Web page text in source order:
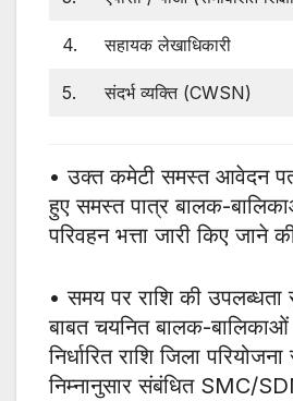
4. सहायक लेखाधिकारी
5. संदर्भ व्यक्ति (CWSN)
• उक्त कमेटी समस्त आवेदन
हुए समस्त पात्र बालक-
परिवहन भत्ता जारी किए जाने
• समय पर राशि की उपलब्धता
बाबत चयनित बालक-
निर्धारित राशि जिला
निम्नानुसार संबंधित SMC/